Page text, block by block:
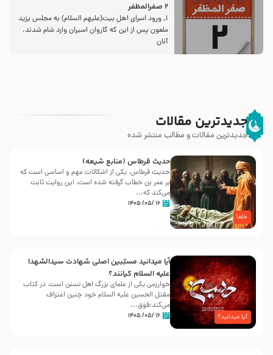
2 صفرالمظفر
1ـ ورود اسراى اهل بیت‌(علیهم السلام) به مجلس یزید
ملعون پس از این كه كاروان اسیران وارد شام شدند،
آنان
جدیدترین مقالات
جدیدترین مقالات و مطالب منتشر شده
خلفا
حدیث قرطاس (منابع شیعه)
حدیث قرطاس، یکی از اشکالات مهم و اساسی است که
بر عمر بن خطاب گرفته شده است، این روایت ثابت
می‌کند که...
۱۶ /۰۵/ ۱۴۰۵
آیا میدانید؟
آیا میدانید مسبّبین اصلی شهادت سیدالشهدا
علیه ‌السلام کیانند؟
خوارزمی یکی از علمای بزرگ اهل تسنن است، در کتاب
مقتل الحسین علیه ‌السلام خود چنین اعتراف
می‌کند:فوَق...
۱۶ /۰۵/ ۱۴۰۵